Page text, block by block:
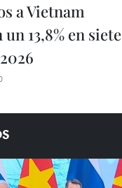
a Vietnam
13,8% en siete